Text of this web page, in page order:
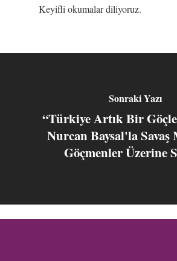
Keyifli okumalar diliyoruz.
Sonraki Yazı
“Türkiye Artık Bir
Nurcan Baysal'la
Göçmenler Üzerine